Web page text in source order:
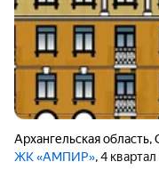
Архангельская область,
ЖК «АМПИР», 4